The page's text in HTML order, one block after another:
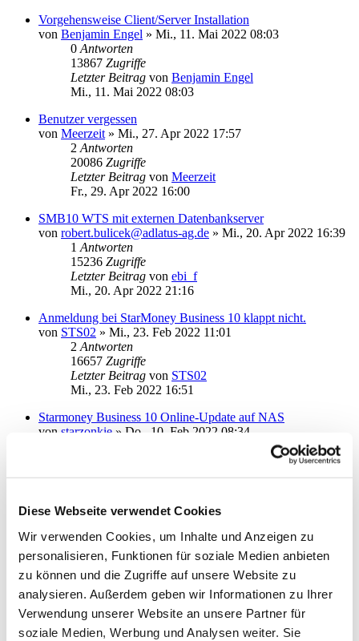
Diese Webseite verwendet Cookies
Wir verwenden Cookies, um Inhalte und Anzeigen zu
personalisieren, Funktionen für soziale Medien anbieten
zu können und die Zugriffe auf unsere Website zu
analysieren. Außerdem geben wir Informationen zu Ihrer
Verwendung unserer Website an unsere Partner für
soziale Medien, Werbung und Analysen weiter. Sie
Vorgehensweise Client/Server Installation
von Benjamin Engel » Mi., 11. Mai 2022 08:03
0 Antworten
13867 Zugriffe
Letzter Beitrag von Benjamin Engel
Mi., 11. Mai 2022 08:03
Benutzer vergessen
von Meerzeit » Mi., 27. Apr 2022 17:57
2 Antworten
20086 Zugriffe
Letzter Beitrag von Meerzeit
Fr., 29. Apr 2022 16:00
SMB10 WTS mit externen Datenbankserver
von robert.bulicek@adlatus-ag.de » Mi., 20. Apr 2022 16:39
1 Antworten
15236 Zugriffe
Letzter Beitrag von ebi_f
Mi., 20. Apr 2022 21:16
Anmeldung bei StarMoney Business 10 klappt nicht.
von STS02 » Mi., 23. Feb 2022 11:01
2 Antworten
16657 Zugriffe
Letzter Beitrag von STS02
Mi., 23. Feb 2022 16:51
Starmoney Business 10 Online-Update auf NAS
von starzonkie » Do., 10. Feb 2022 08:34
Letzter Beitragvonottoager
SMB 9 -> 10, Umsätze nur gebrenzt mitgenommen
ansonic13»
Di., 01. Feb 2022 09:33
1Antworten
15513Zugriffe
Letzter Beitragvonebi_f
Di., 01. Feb 2022 10:02
Komplette Neuinstallation?
von Marc2021»Mo., 06. Dez 2021 12:53